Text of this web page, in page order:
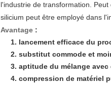
l'industrie de transformation.
silicium peut être employé dans
Avantage :
1. lancement efficace du
2. substitut commode et
3. aptitude du mélange
4. compression de matériel